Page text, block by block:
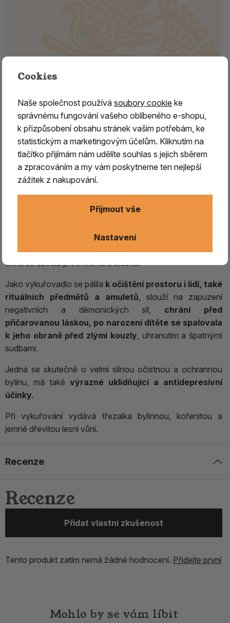
TŘEZALKA
Třezalkaje rozšířena prakticky po celé Evropě a od
Antiky patřila mezi nejvýznamnější magické rostliny. Její
rodové jméno z latinského překladu znamená bylinu
rostlinu, jež dokáže zahnat všechny temné síly,
sbírala na letní slunovrat, kdy má největší
sílu. Věšela se na stavení pro ochranu před vším zlým, do
okna se dávala proti hromu a blesku.
Jako vykuřovadlo se pálila k očištění prostoru i lidí, také
rituálních předmětů a amuletů, slouží na zapuzení
negativních a démonických sil, chrání před
přičarovanou láskou, po narození dítěte se spalovala
k jeho obraně před zlými kouzly, uhranutím a špatnými
sudbami.
Jedná se skutečně o velmi silnou očistnou a ochrannou
bylinu, má také výrazné uklidňující a antidepresivní
účinky.
Při vykuřování vydává třezalka bylinnou, kořenitou a
jemně dřevitou lesní vůni.
Recenze
Recenze
Přidat vlastní zkušenost
Tento produkt zatím nemá žádné hodnocení. Přidejte první
Mohlo by se vám líbit
Cookies
Naše společnost používásoubory cookie ke
správnému fungování vašeho oblíbeného e-shopu,
k přizpůsobení obsahu stránek vašim potřebám, ke
statistickým a marketingovým účelům. Kliknutím na
tlačítko přijímám nám udělíte souhlas s jejich sběrem
a zpracováním a my vám poskytneme ten nejlepší
zážitek z nakupování.
Nastavení
Přijmout vše